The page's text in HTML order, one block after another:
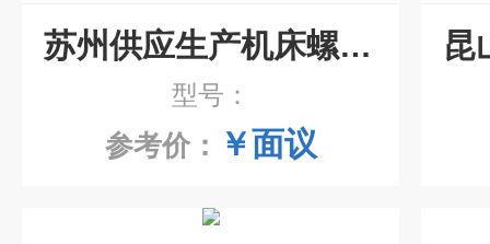
苏州供应生产机床螺旋排屑机
型号：
参考价： ￥面议